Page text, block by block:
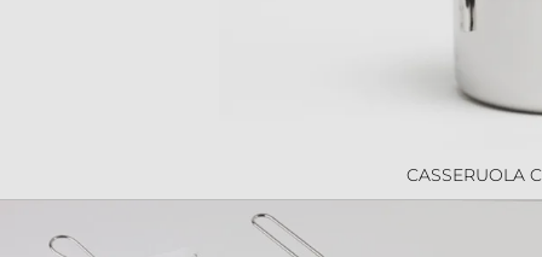
CASSERUOLA